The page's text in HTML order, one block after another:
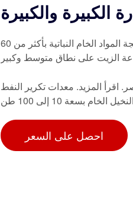
الكبيرة والكبيرة
آلة عصر الزيت الكبيرة هي آلة طرد زيت كبيرة السعة قادرة على معالجة المواد الخام النباتية بأكثر من 60
الزيت على نطاق متوسط وكبير
إلى 10 أطنان يوميًا في مصر. اقرأ المزيد. معدات تكرير النفط
بسعة 10 إلى 100 طن
احصل على السعر